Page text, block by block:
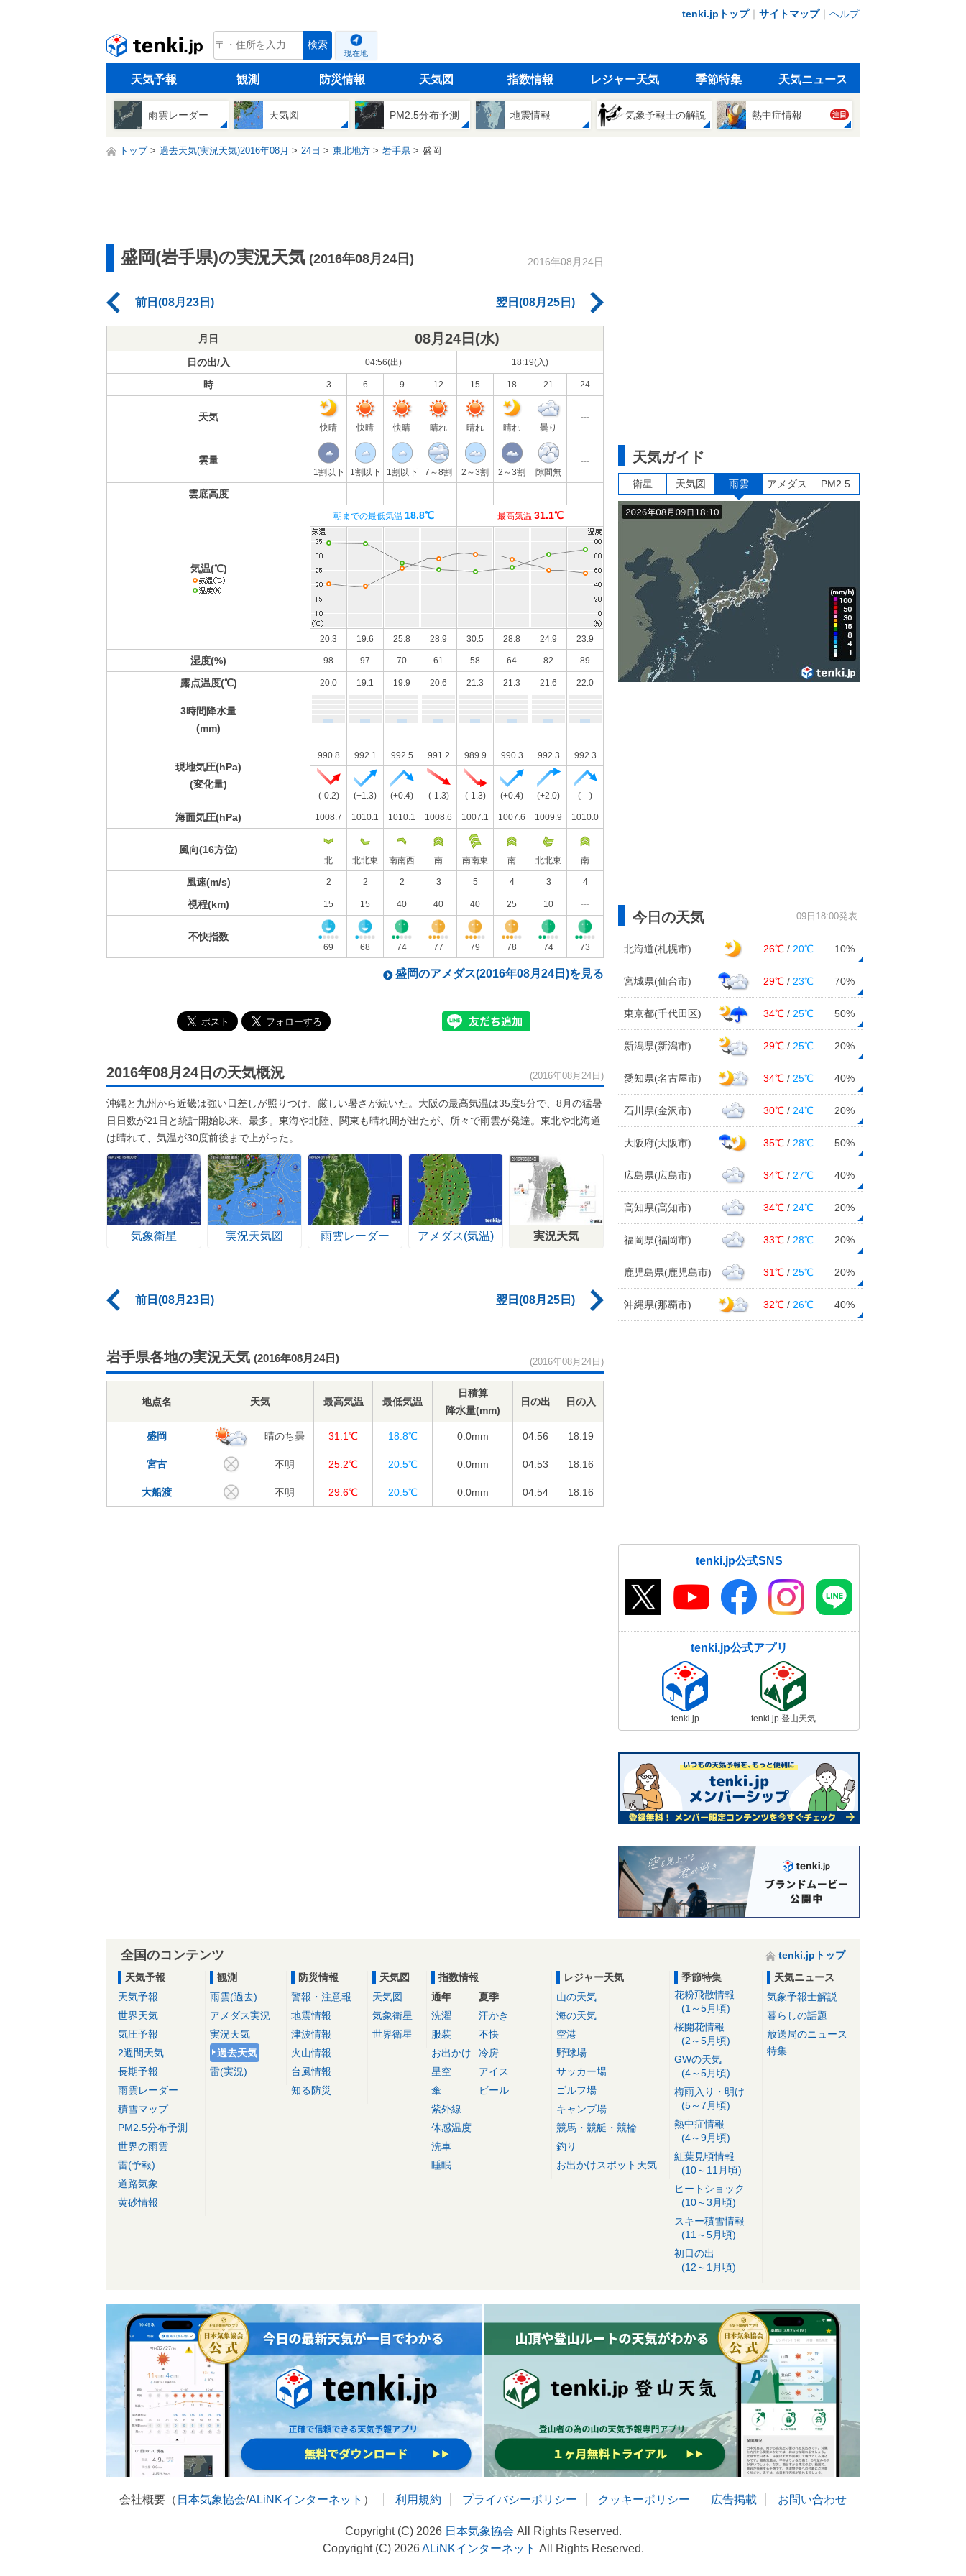
tenki.jpトップ｜ サイトマップ｜ ヘルプ
tenki.jp 検索
現在地
天気予報 観測 防災情報 天気図 指数情報 レジャー天気 季節特集 天気ニュース
雨雲レーダー 天気図 PM2.5分布予測 地震情報 気象予報士の解説 熱中症情報 注目
トップ 過去天気(実況天気)2016年08月 24日 東北地方 岩手県 盛岡
盛岡(岩手県)の実況天気 (2016年08月24日) 2016年08月24日
前日(08月23日) 翌日(08月25日)
月日 08月24日(水)
日の出/入 04:56(出) 18:19(入)
時 3 6 9 12 15 18 21 24
天気
快晴 快晴 快晴 晴れ 晴れ 晴れ 曇り
---
雲量
1割以下 1割以下 1割以下 7～8割 2～3割 2～3割 隙間無
---
雲底高度 --- --- --- --- --- --- --- ---
気温(℃)
朝までの最低気温 18.8℃ 最高気温 31.1℃
20.3 19.6 25.8 28.9 30.5 28.8 24.9 23.9
湿度(%) 98 97 70 61 58 64 82 89
露点温度(℃) 20.0 19.1 19.9 20.6 21.3 21.3 21.6 22.0
3時間降水量
(mm)
--- --- --- --- --- --- --- ---
現地気圧(hPa)
(変化量)
990.8 992.1 992.5 991.2 989.9 990.3 992.3 992.3
(-0.2) (+1.3) (+0.4) (-1.3) (-1.3) (+0.4) (+2.0) (---)
海面気圧(hPa) 1008.7 1010.1 1010.1 1008.6 1007.1 1007.6 1009.9 1010.0
風向(16方位)
北 北北東 南南西 南 南南東 南 北北東 南
風速(m/s) 2 2 2 3 5 4 3 4
視程(km) 15 15 40 40 40 25 10 ---
不快指数
69 68 74 77 79 78 74 73
盛岡のアメダス(2016年08月24日)を見る
2016年08月24日の天気概況 (2016年08月24日)
沖縄と九州から近畿は強い日差しが照りつけ、厳しい暑さが続いた。大阪の最高気温は35度5分で、8月の猛暑
日日数が21日と統計開始以来、最多。東海や北陸、関東も晴れ間が出たが、所々で雨雲が発達。東北や北海道
は晴れて、気温が30度前後まで上がった。
気象衛星 実況天気図 雨雲レーダー アメダス(気温) 実況天気
前日(08月23日) 翌日(08月25日)
岩手県各地の実況天気 (2016年08月24日) (2016年08月24日)
地点名 天気 最高気温 最低気温
日積算
降水量(mm)
日の出 日の入
盛岡 晴のち曇 31.1℃ 18.8℃ 0.0mm 04:56 18:19
宮古 不明 25.2℃ 20.5℃ 0.0mm 04:53 18:16
大船渡 不明 29.6℃ 20.5℃ 0.0mm 04:54 18:16
天気ガイド
衛星 天気図 雨雲 アメダス PM2.5
今日の天気 09日18:00発表
北海道(札幌市) 26℃ / 20℃ 10%
宮城県(仙台市) 29℃ / 23℃ 70%
東京都(千代田区) 34℃ / 25℃ 50%
新潟県(新潟市) 29℃ / 25℃ 20%
愛知県(名古屋市) 34℃ / 25℃ 40%
石川県(金沢市) 30℃ / 24℃ 20%
大阪府(大阪市) 35℃ / 28℃ 50%
広島県(広島市) 34℃ / 27℃ 40%
高知県(高知市) 34℃ / 24℃ 20%
福岡県(福岡市) 33℃ / 28℃ 20%
鹿児島県(鹿児島市) 31℃ / 25℃ 20%
沖縄県(那覇市) 32℃ / 26℃ 40%
tenki.jp公式SNS
tenki.jp公式アプリ
tenki.jp tenki.jp 登山天気
全国のコンテンツ
tenki.jpトップ
天気予報
天気予報
世界天気
気圧予報
2週間天気
長期予報
雨雲レーダー
積雪マップ
PM2.5分布予測
世界の雨雲
雷(予報)
道路気象
黄砂情報
観測
雨雲(過去)
アメダス実況
実況天気
過去天気
雷(実況)
防災情報
警報・注意報
地震情報
津波情報
火山情報
台風情報
知る防災
天気図
天気図
気象衛星
世界衛星
指数情報
通年
洗濯
服装
お出かけ
星空
傘
紫外線
体感温度
洗車
睡眠
夏季
汗かき
不快
冷房
アイス
ビール
レジャー天気
山の天気
海の天気
空港
野球場
サッカー場
ゴルフ場
キャンプ場
競馬・競艇・競輪
釣り
お出かけスポット天気
季節特集
花粉飛散情報
(1～5月頃)
桜開花情報
(2～5月頃)
GWの天気
(4～5月頃)
梅雨入り・明け
(5～7月頃)
熱中症情報
(4～9月頃)
紅葉見頃情報
(10～11月頃)
ヒートショック
(10～3月頃)
スキー積雪情報
(11～5月頃)
初日の出
(12～1月頃)
天気ニュース
気象予報士解説
暮らしの話題
放送局のニュース
特集
会社概要（ 日本気象協会/ALiNKインターネット ） 利用規約 プライバシーポリシー クッキーポリシー 広告掲載 お問い合わせ
Copyright (C) 2026 日本気象協会 All Rights Reserved.
Copyright (C) 2026ALiNKインターネット All Rights Reserved.